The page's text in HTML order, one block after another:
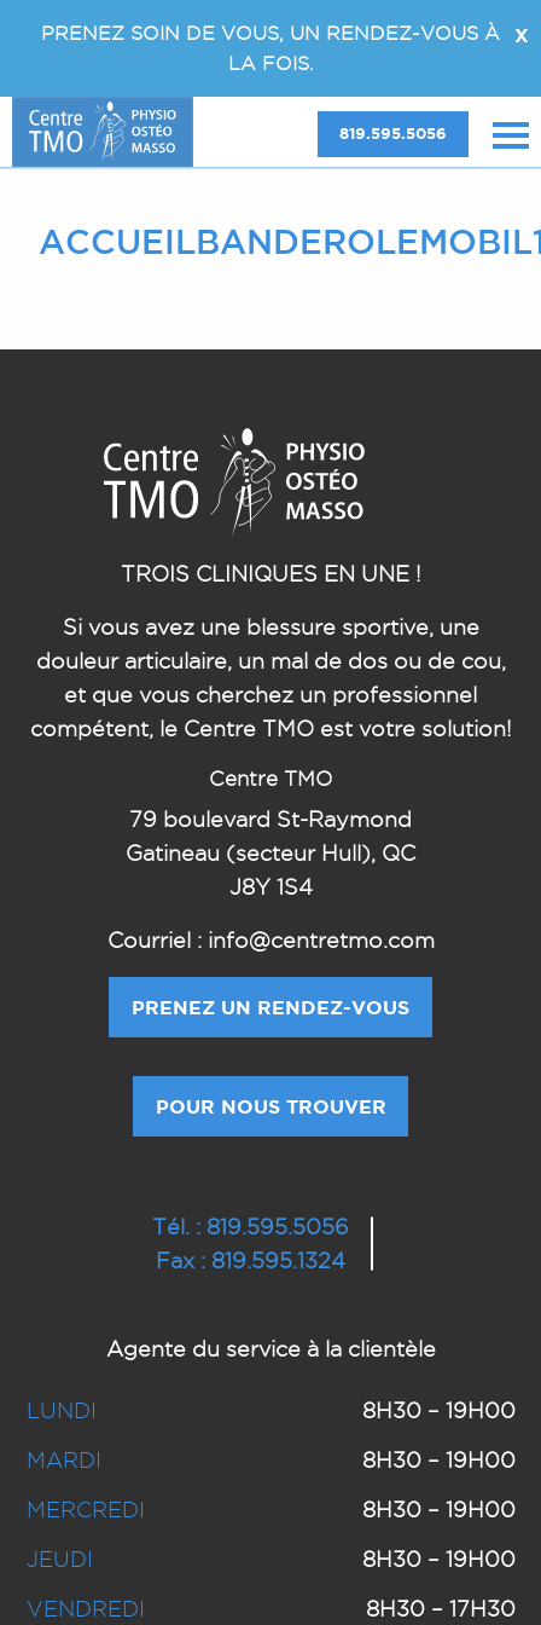
X
PRENEZ SOIN DE VOUS, UN RENDEZ-VOUS À
LA FOIS.
819.595.5056
TROIS CLINIQUES EN UNE !
Si vous avez une blessure sportive, une
douleur articulaire, un mal de dos ou de cou,
et que vous cherchez un professionnel
compétent, le Centre TMO est votre solution!
Centre TMO
79 boulevard St-Raymond
Gatineau (secteur Hull), QC
J8Y 1S4
Courriel : info@centretmo.com
PRENEZ UN RENDEZ-VOUS
POUR NOUS TROUVER
Tél. : 819.595.5056
Fax : 819.595.1324
Agente du service à la clientèle
LUNDI 8H30 – 19H00
MARDI 8H30 – 19H00
MERCREDI 8H30 – 19H00
JEUDI 8H30 – 19H00
VENDREDI 8H30 – 17H30